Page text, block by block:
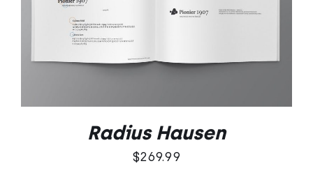
DODAJ DO KOSZYKA
SZCZEGÓŁY
Radius Hausen
$269.99